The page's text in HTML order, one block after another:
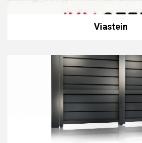
Viastein